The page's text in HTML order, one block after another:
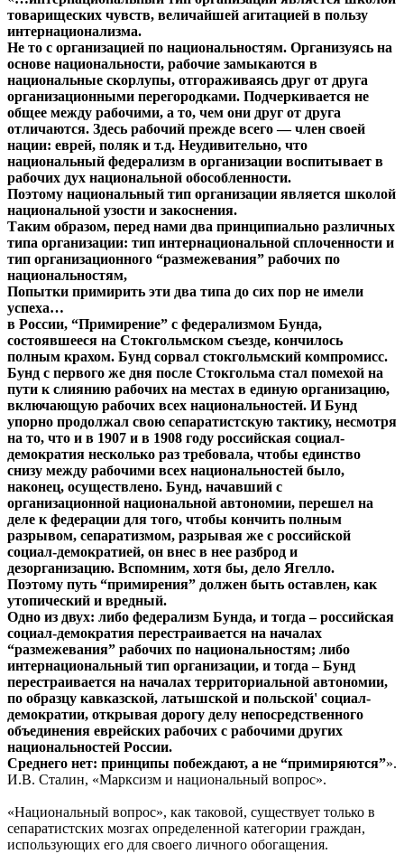
товарищеских чувств, величайшей агитацией в пользу
интернационализма.
Не то с организацией по национальностям. Организуясь на
основе национальности, рабочие замыкаются в
национальные скорлупы, отгораживаясь друг от друга
организационными перегородками. Подчеркивается не
общее между рабочими, а то, чем они друг от друга
отличаются. Здесь рабочий прежде всего — член своей
нации: еврей, поляк и т.д. Неудивительно, что
национальный федерализм в организации воспитывает в
рабочих дух национальной обособленности.
Поэтому национальный тип организации является школой
национальной узости и закоснения.
Таким образом, перед нами два принципиально различных
типа организации: тип интернациональной сплоченности и
тип организационного “размежевания” рабочих по
национальностям,
Попытки примирить эти два типа до сих пор не имели
успеха…
в России, “Примирение” с федерализмом Бунда,
состоявшееся на Стокгольмском съезде, кончилось
полным крахом. Бунд сорвал стокгольмский компромисс.
Бунд с первого же дня после Стокгольма стал помехой на
пути к слиянию рабочих на местах в единую организацию,
включающую рабочих всех национальностей. И Бунд
упорно продолжал свою сепаратистскую тактику, несмотря
на то, что и в 1907 и в 1908 году российская социал-
демократия несколько раз требовала, чтобы единство
снизу между рабочими всех национальностей было,
наконец, осуществлено. Бунд, начавший с
организационной национальной автономии, перешел на
деле к федерации для того, чтобы кончить полным
разрывом, сепаратизмом, разрывая же с российской
социал-демократией, он внес в нее разброд и
дезорганизацию. Вспомним, хотя бы, дело Ягелло.
Поэтому путь “примирения” должен быть оставлен, как
утопический и вредный.
Одно из двух: либо федерализм Бунда, и тогда – российская
социал-демократия перестраивается на началах
“размежевания” рабочих по национальностям; либо
интернациональный тип организации, и тогда – Бунд
перестраивается на началах территориальной автономии,
по образцу кавказской, латышской и польской' социал-
демократии, открывая дорогу делу непосредственного
объединения еврейских рабочих с рабочими других
национальностей России.
Среднего нет: принципы побеждают, а не “примиряются”».
И.В. Сталин, «Марксизм и национальный вопрос».
«Национальный вопрос», как таковой, существует только в
сепаратистских мозгах определенной категории граждан,
использующих его для своего личного обогащения.